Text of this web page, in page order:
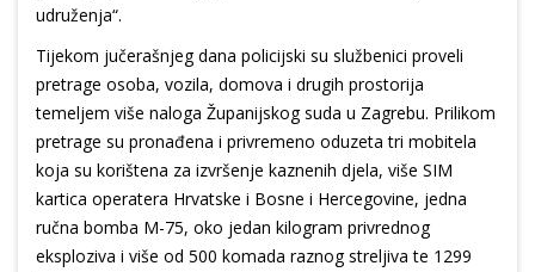
udruženja“.
Tijekom jučerašnjeg dana policijski su službenici proveli
pretrage osoba, vozila, domova i drugih prostorija
temeljem više naloga Županijskog suda u Zagrebu. Prilikom
pretrage su pronađena i privremeno oduzeta tri mobitela
koja su korištena za izvršenje kaznenih djela, više SIM
kartica operatera Hrvatske i Bosne i Hercegovine, jedna
ručna bomba M-75, oko jedan kilogram privrednog
eksploziva i više od 500 komada raznog streljiva te 1299